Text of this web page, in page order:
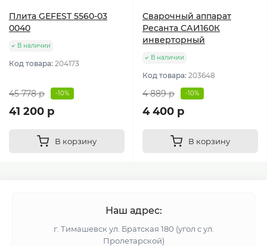
Плита GEFEST 5560-03
0040
В наличии
Код товара: 204173
45 778 р -10%
41 200 р
В корзину
Сварочный аппарат
Ресанта САИ160К
инверторный
В наличии
Код товара: 203648
4 889 р -10%
4 400 р
В корзину
Наш адрес:
г. Тимашевск ул. Братская 180 (угол с ул.
Пролетарской)